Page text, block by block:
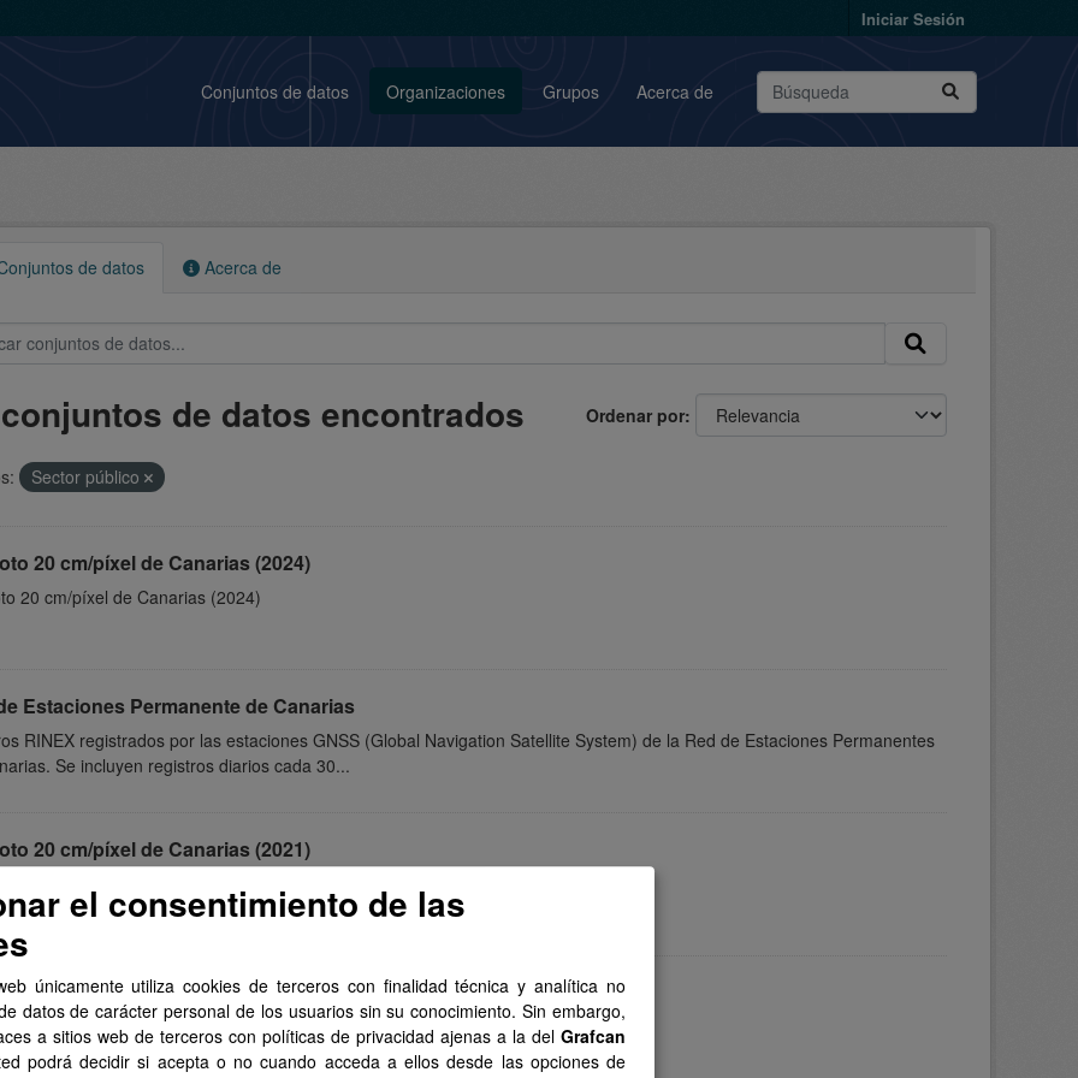
Iniciar Sesión
Conjuntos de datos Organizaciones Grupos Acerca de
de datos Acerca de
Ordenar por
de datos encontrados
Sector público
20 cm/píxel de Canarias (2024)
20 cm/píxel de Canarias (2024)
Estaciones Permanente de Canarias
RINEX registrados por las estaciones GNSS (Global Navigation Satellite System) de la Red de Estaciones Permanentes
Se incluyen registros diarios cada 30...
20 cm/píxel de Canarias (2021)
20 cm/píxel de Canarias (2018)
20 cm/píxel de Canarias (2018)
el consentimiento de las
únicamente utiliza cookies de terceros con finalidad técnica y analítica no
datos de carácter personal de los usuarios sin su conocimiento. Sin embargo,
a sitios web de terceros con políticas de privacidad ajenas a la del Grafcan
podrá decidir si acepta o no cuando acceda a ellos desde las opciones de